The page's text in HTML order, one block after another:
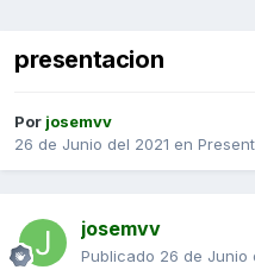
presentacion
Por josemvv
26 de Junio del 2021 en
josemvv
Publicado 26 de Junio